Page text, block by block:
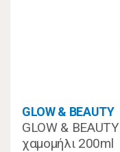
GLOW & BEAUTY
GLOW &
χαμομήλι 200ml